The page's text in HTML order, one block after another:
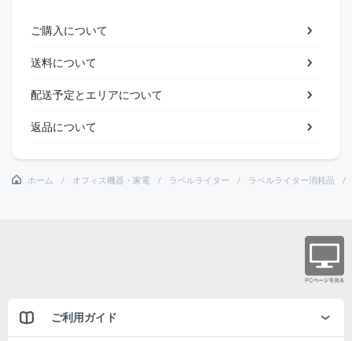
ご購入について
送料について
配送予定とエリアについて
返品について
ホーム オフィス機器・家電 ラベルライター ラベルライター消耗品
ご利用ガイド